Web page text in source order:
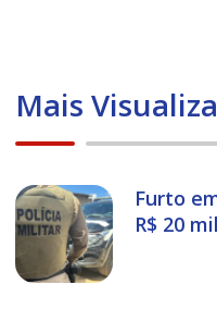
Mais
Furto
R$ 20